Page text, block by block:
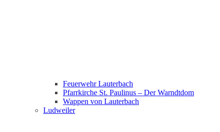
Feuerwehr Lauterbach
Pfarrkirche St. Paulinus – Der Warndtdom
Wappen von Lauterbach
Ludweiler